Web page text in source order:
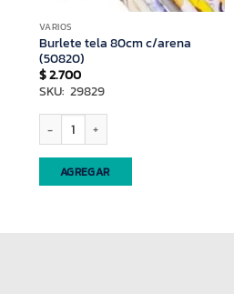
VARIOS
Burlete tela 80cm c/arena
(50820)
$2.700
SKU: 29829
Burlete tela 80cm c/arena (50820)
AGREGAR